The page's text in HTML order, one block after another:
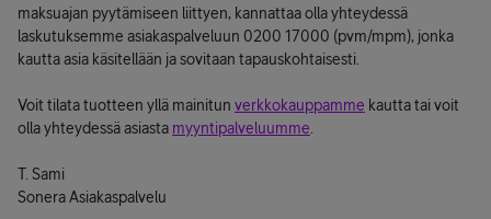
maksuajan pyytämiseen liittyen, kannattaa olla yhteydessä
laskutuksemme asiakaspalveluun 0200 17000 (pvm/mpm), jonka
kautta asia käsitellään ja sovitaan tapauskohtaisesti.
Voit tilata tuotteen yllä mainitun verkkokauppamme kautta tai voit
olla yhteydessä asiasta myyntipalveluumme
T. Sami
Sonera Asiakaspalvelu